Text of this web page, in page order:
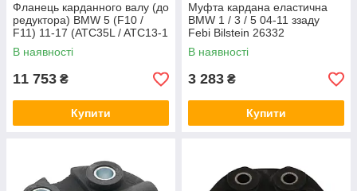
Фланець карданного валу (до
редуктора) BMW 5 (F10 /
F11) 11-17 (ATC35L / ATC13-1
/ ATC350) BMW 27107593440
В наявності
11 753 ₴
Купити
Муфта кардана еластична
BMW 1 / 3 / 5 04-11 ззаду
Febi Bilstein 26332
В наявності
3 283 ₴
Купити